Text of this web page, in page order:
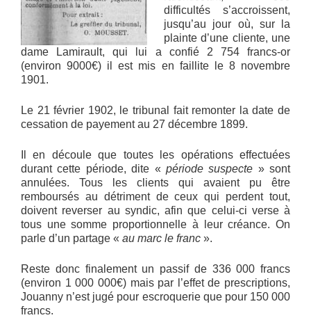
difficultés s’accroissent,
jusqu’au jour où, sur la
plainte d’une cliente, une
dame Lamirault, qui lui a confié 2 754 francs-or
(environ 9000€) il est mis en faillite le 8 novembre
1901.
Le 21 février 1902, le tribunal fait remonter la date de
cessation de payement au 27 décembre 1899.
Il en découle que toutes les opérations effectuées
durant cette période, dite « période suspecte » sont
annulées. Tous les clients qui avaient pu être
remboursés au détriment de ceux qui perdent tout,
doivent reverser au syndic, afin que celui-ci verse à
tous une somme proportionnelle à leur créance. On
parle d’un partage « au marc le franc ».
Reste donc finalement un passif de 336 000 francs
(environ 1 000 000€) mais par l’effet de prescriptions,
Jouanny n’est jugé pour escroquerie que pour 150 000
francs.